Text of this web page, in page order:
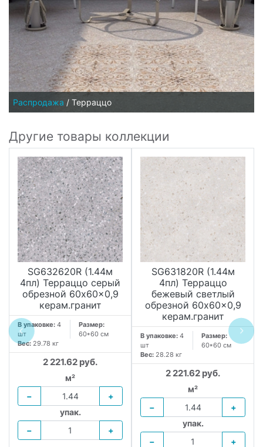
Распродажа / Терраццо
Другие товары коллекции
SG632620R (1.44м
4пл) Терраццо серый
обрезной 60x60x0,9
керам.гранит
В упаковке: 4
шт
Размер:
60*60 см
Вес: 29.78 кг
2 221.62 руб.
м²
−
+
упак.
−
+
SG631820R (1.44м
4пл) Терраццо
бежевый светлый
обрезной 60x60x0,9
керам.гранит
В упаковке: 4
шт
Размер:
60*60 см
Вес: 28.28 кг
2 221.62 руб.
м²
−
+
упак.
−
+